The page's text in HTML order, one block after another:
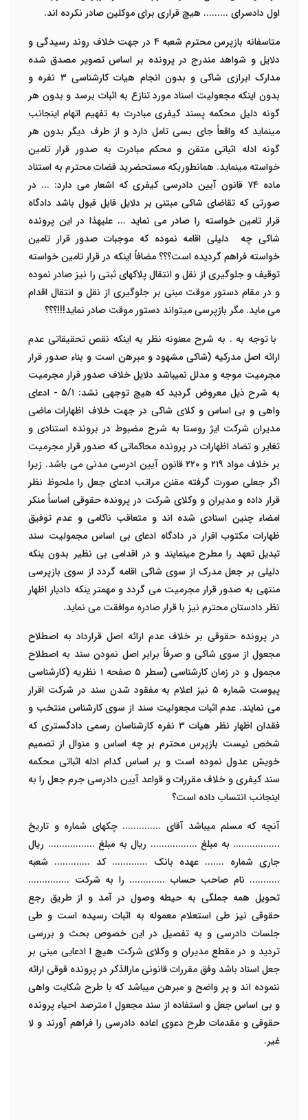
اول دادسرای ......... هیچ قراری برای موکلین صادر نکرده اند.
متاسفانه بازپرس محترم شعبه ۴ در جهت خلاف روند رسیدگی و
دلایل و شواهد مندرج در پرونده بر اساس تصویر مصدق شده
مدارک ابرازی شاکی و بدون انجام هیات کارشناسی۳ نفره و
بدون اینکه مجعولیت اسناد مورد تنازع به اثبات برسد و بدون هر
گونه دلیل محکمه پسند کیفری مبادرت به تفهیم اتهام اینجانب
مینماید که واقعاً جای بسی تامل دارد و از طرف دیگر بدون هر
گونه ادله اثباتی متقن و محکم مبادرت به صدور قرار تامین
خواسته مینماید. همانطوریکه مستحضرید قضات محترم به استناد
ماده ۷۴ قانون آیین دادرسی کیفری که اشعار می دارد: ... در
صورتی که تقاضای شاکی مبتنی بر دلایل قابل قبول باشد دادگاه
قرار تامین خواسته را صادر می نماید ... علیهذا در این پرونده
شاکی چه
دلیلی اقامه نموده که موجبات صدور قرار تامین
خواسته فراهم گردیده است؟؟؟ مضافاً اینکه در قرار تامین خواسته
توقیف و جلوگیری از نقل و انتقال پلاکهای ثبتی را نیز صادر نموده
و در مقام دستور موقت مبنی بر جلوگیری از نقل و انتقال اقدام
می ماید. مگر بازپرسی میتواند دستور موقت صادر نماید!!!؟؟؟
با توجه به . به شرح معنونه نظر به اینکه نقص تحقیقاتی عدم
ارائه اصل مدرکیه (شاکی مشهود و مبرهن است و بناء صدور قرار
مجرمیت موجه و مدلل نمیباشد دلایل خلاف صدور قرار مجرمیت
به شرح ذیل معروض گردید که هیچ توجهی نشد: ۵/۱ -
ادعای
واهی و بی اساس و کلای شاکی در جهت خلاف اظهارات ماضی
مدیران شرکت ایژ روستا به شرح مضبوط در برونده استنادی و
تغایر و تضاد اظهارات در پرونده محاکماتی که صدور قرار مجرمیت
بر خلاف مواد ۲۱۹ و ۲۲۰ قانون آیین ادرسی مدنی می باشد. زیرا
اگر جعلی صورت گرفته مقنن مراتب ادعای جعل را ملحوظ نظر
قرار داده و مدیران و وکلای شرکت در پرونده حقوقی اساساً منکر
امضاء چنین اسنادی شده اند و متعاقب ناکامی و عدم توفیق
ظهارات مکتوب اقرار در دادگاه ادعای بی اساس مجمولیت سند
تبدیل تعهد را مطرح مینمایند و در اقدامی بی نظیر بدون ینکه
دلیلی بر جعل مدرک از سوی شاکی اقامه گردد از سوی بازپرسی
منتهی به صدور قرار مجرمیت می گردد و مهمتر ینکه دادیار اظهار
نظر دادستان محترم نیز با قرار صادره موافقت می نماید.
در پرونده حقوقی بر خلاف عدم ارائه اصل قرارداد به اصطلاح
مجعول از سوی شاکی و صرفاً برابر اصل نمودن سند به اصطلاح
مجمول و در زمان کارشناسی (سطر ۵ صفحه۱ نظریه (کارشناسی
پیوست شماره ۵ نیز اعلام به مفقود شدن سند در شرکت اقرار
می نمایند. عدم اثبات مجعولیت سند از سوی کارشناس منتخب و
فقدان اظهار نظر هیات ۳ نفره کارشناسان رسمی دادگستری که
شخص نیست بازپرس محترم بر چه اساس و منوال از تصمیم
خویش عدول نموده است و بر اساس کدام ادله اثباتی محکمه
سند کیفری و خلاف مقررات و قواعد آیین دادرسی جرم جعل را به
اینجانب انتساب داده است؟
آنچه که مسلم میباشد آقای .............. چکهای شماره و تاریخ
................. به مبلغ ................. ریال به مبلغ ................. ریال
جاری شماره ....... عهده بانک ............. کد ............. شعبه
........... نام صاحب حساب ............. را به شرکت ...............
تحویل همه جملگی به حیطه وصول در آمد و از طریق رجع
حقوقی نیز طی استعلام معموله به اثبات رسیده است و طی
جلسات دادرسی و به تفصیل در این خصوص بحث و بررسی
تردید و در مقطع مدیران و وکلای شرکت هیچ ا ادعایی مبنی بر
جعل اسناد باشد وفق مقررات قانونی مارالذکر در پرونده قوقی ارائه
ننموده اند و پر واضح و مبرهن میباشد که با طرح شکایت واهی
و بی اساس جعل و استفاده از سند مجعول ا مترصد احیاء پرونده
حقوقی و مقدمات طرح دعوی اعاده دادرسی را فراهم آورند و لا
غیر.